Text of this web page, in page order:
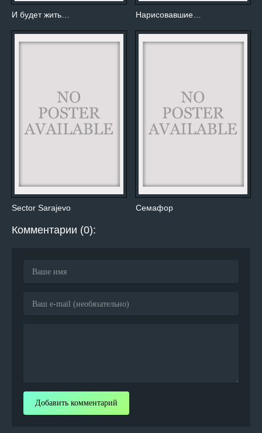
И будет жить… Нарисовавшие…
Sector Sarajevo Семафор
Комментарии (0):
Добавить комментарий